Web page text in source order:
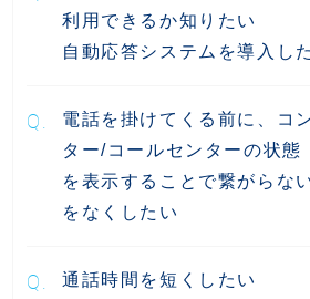
利用できるか知りたい
自動応答システムを導入し
電話を掛けてくる前に、コ
ター/コールセンターの状態
を表示することで繋がらな
をなくしたい
通話時間を短くしたい